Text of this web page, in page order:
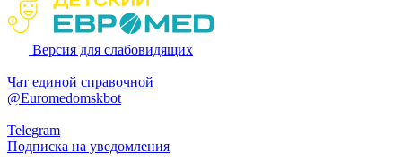
Версия для слабовидящих
Чат единой справочной
@Euromedomskbot
Telegram
Подписка на уведомления